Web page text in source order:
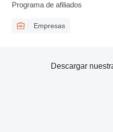
Programa de afiliados
Empresas
Descargar